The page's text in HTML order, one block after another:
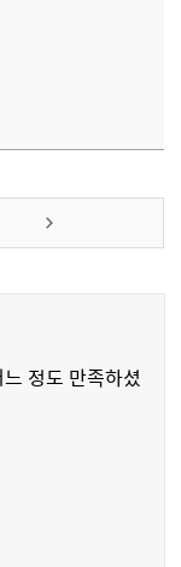
정도 만족하셨